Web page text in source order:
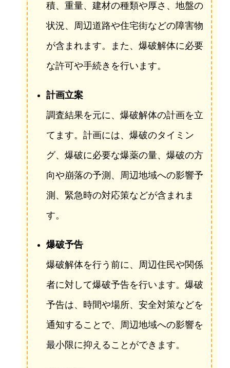
積、重量、建材の種類や厚さ、地盤の
状況、周辺道路や住宅街などの障害物
が含まれます。また、爆破解体に必要
な許可や手続きを行います。
計画立案
調査結果を元に、爆破解体の計画を立
てます。計画には、爆破のタイミン
グ、爆破に必要な爆薬の量、爆破の方
向や崩落の予測、周辺地域への影響予
測、緊急時の対応策などが含まれま
す。
爆破予告
爆破解体を行う前に、周辺住民や関係
者に対して爆破予告を行います。爆破
予告は、時間や場所、安全対策などを
通知することで、周辺地域への影響を
最小限に抑えることができます。